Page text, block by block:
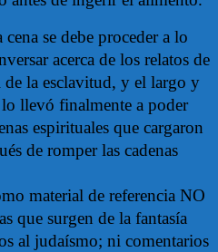
se debe proceder a lo
acerca de los relatos de
de la esclavitud, y el largo y
llevó finalmente a poder
espirituales que cargaron
de romper las cadenas
material de referencia NO
que surgen de la fantasía
al judaísmo; ni comentarios